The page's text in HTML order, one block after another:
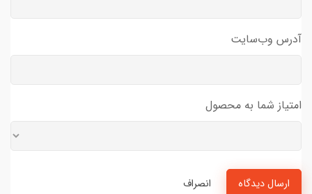
آدرس وب‌سایت
امتیاز شما به محصول
ارسال دیدگاه انصراف